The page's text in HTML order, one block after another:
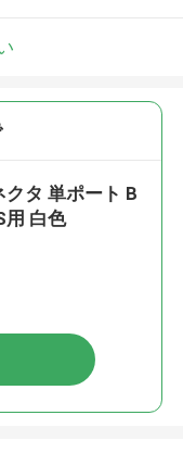
クタ 単ポート B
用 白色